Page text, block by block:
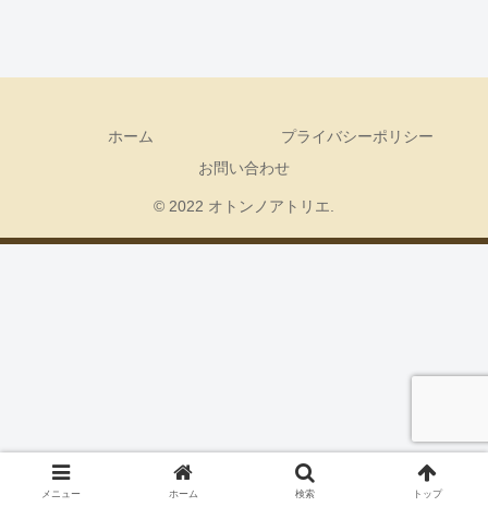
ホーム
プライバシーポリシー
お問い合わせ
© 2022 オトンノアトリエ.
メニュー ホーム 検索 トップ